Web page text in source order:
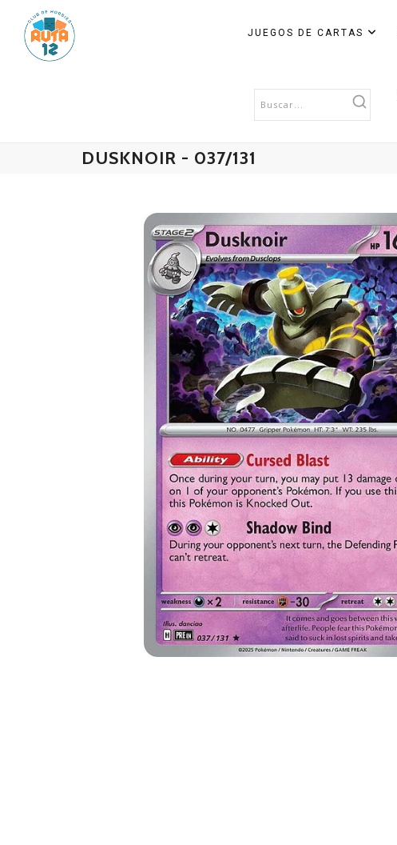
JUEGOS DE CARTAS
DUSKNOIR - 037/131